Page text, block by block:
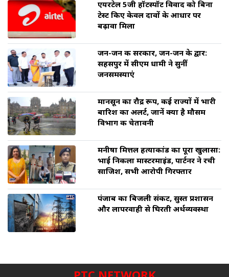
एयरटेल 5जी हॉटस्पॉट विवाद को बिना
टेस्ट किए केवल दावों के आधार पर
बढ़ावा मिला
जन-जन की सरकार, जन-जन के द्वार:
सहसपुर में सीएम धामी ने सुनीं
जनसमस्याएं
मानसून का रौद्र रूप, कई राज्यों में भारी
बारिश का अलर्ट, जानें क्या है मौसम
विभाग की चेतावनी
मनीषा मित्तल हत्याकांड का पूरा खुलासा:
भाई निकला मास्टरमाइंड, पार्टनर ने रची
साजिश, सभी आरोपी गिरफ्तार
पंजाब का बिजली संकट, सुस्त प्रशासन
और लापरवाही से घिरती अर्थव्यवस्था